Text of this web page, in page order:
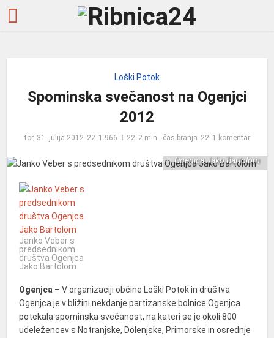
Loški Potok
Spominska svečanost na Ogenjci
2012
tor, 31. julija 2012 1.966 2 min - čas branja 1 komentar
Janko Veber s
Ogenjca Jako Bartolom
Janko Veber s
predsednikom
društva Ogenjca
Jako Bartolom
Ogenjca – V organizaciji občine Loški Potok in društva
Ogenjca je v bližini nekdanje partizanske bolnice Ogenjca
potekala spominska svečanost, na kateri se je okoli 800
udeležencevs Notranjske, Dolenjske, Primorske in osrednje